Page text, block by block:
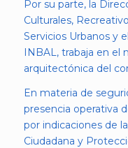
Por su parte, la
Culturales,
Servicios Urbanos y
INBAL, trabaja en el
arquitectónica del
En materia de
presencia operativa
por indicaciones de
Ciudadana y